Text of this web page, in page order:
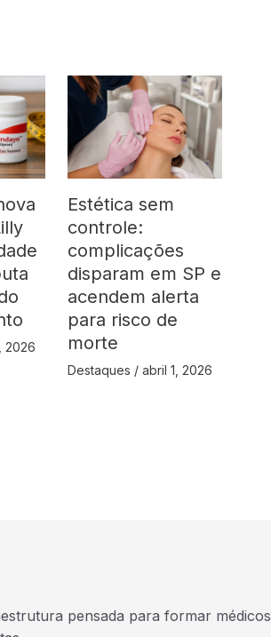
2026
Estética sem
controle:
complicações
disparam em SP e
acendem alerta
para risco de
morte
Destaques /abril 1, 2026
pensada para formar médicos